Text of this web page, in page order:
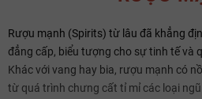
Rượu mạnh (Spirits) từ lâu đã khẳng
đẳng cấp, biểu tượng cho sự tinh tế và
Khác với vang hay bia, rượu mạnh có
từ quá trình chưng cất tỉ mỉ các loại